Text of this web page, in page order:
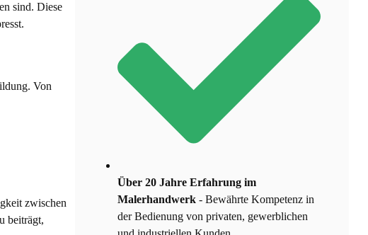
sind. Diese
Von
zwischen
beiträgt,
Über 20 Jahre Erfahrung im
Malerhandwerk - Bewährte Kompetenz in
der Bedienung von privaten, gewerblichen